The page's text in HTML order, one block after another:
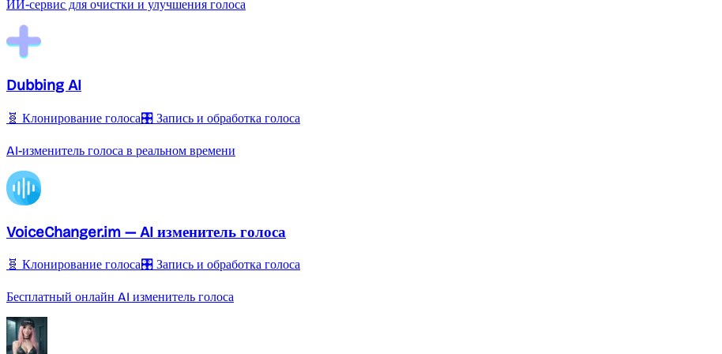
ИИ-сервис для очистки и улучшения голоса
Dubbing AI
🧬 Клонирование голоса🎛️ Запись и обработка голоса
AI-изменитель голоса в реальном времени
VoiceChanger.im — AI изменитель голоса
🧬 Клонирование голоса🎛️ Запись и обработка голоса
Бесплатный онлайн AI изменитель голоса